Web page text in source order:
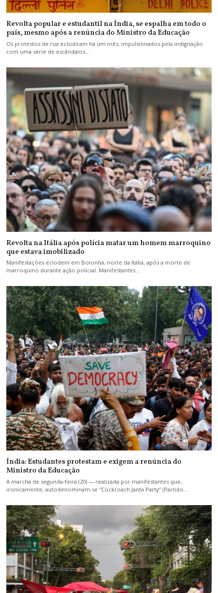
Revolta popular e estudantil na Índia, se espalha em todo o
país, mesmo após a renúncia do Ministro da Educação
Os protestos de rua eclodiram há um mês, impulsionados pela indignação
com uma série de escândalos…
Revolta na Itália após polícia matar um homem marroquino
que estava imobilizado
Manifestações eclodem em Bolonha, norte da Itália, após a morte de
marroquino durante ação policial. Manifestantes…
Índia: Estudantes protestam e exigem a renúncia do
Ministro da Educação
A marcha de segunda-feira (20) — realizada por manifestantes que,
ironicamente, autodenominam-se “Cockroach Janta Party” (Partido…